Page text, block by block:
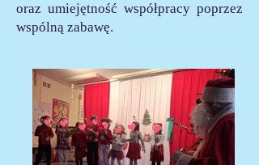
oraz umiejętność współpracy poprzez
wspólną zabawę.